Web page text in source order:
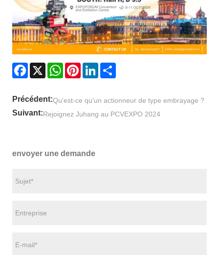
Facebook
X WhatsAppPinterestLinkedIn
Précédent:Qu'est-ce qu'un actionneur de type embrayage ?
Suivant:Rejoignez Juhang au PCVEXPO 2024
envoyer une demande